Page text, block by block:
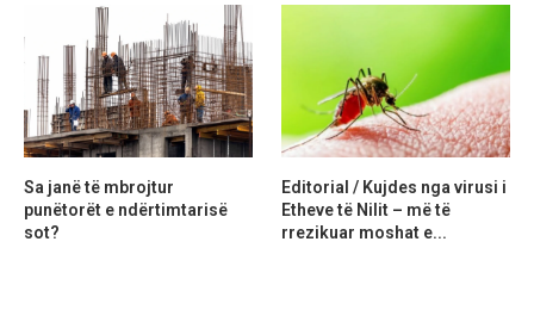
Sa janë të mbrojtur
punëtorët e ndërtimtarisë
sot?
Editorial / Kujdes nga virusi i
Etheve të Nilit – më të
rrezikuar moshat e...